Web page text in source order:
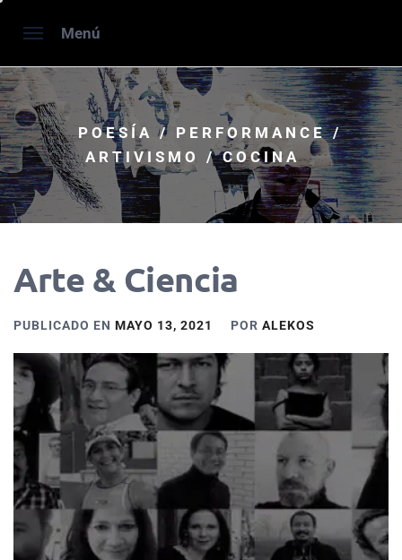
Menú
POESÍA / PERFORMANCE /
ARTIVISMO / COCINA
Arte & Ciencia
PUBLICADO EN MAYO 13, 2021 POR ALEKOS